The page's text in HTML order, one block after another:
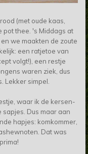
(met oude kaas,
pot thee. 's Middags at
we maakten de zoute
een ratjetoe van
volgt!), een restje
waren ziek, dus
Lekker simpel.
waar ik de kersen-
Dus maar aan
hapjes: komkommer,
Dat was